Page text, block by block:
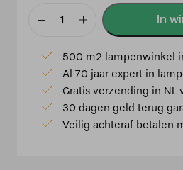
Railspot
LED
voor
Made
spanningsrail
500 m2 lampenwinkel
Al 70 jaar expert in
Gratis verzending in NL
30 dagen geld terug
Veilig achteraf betalen